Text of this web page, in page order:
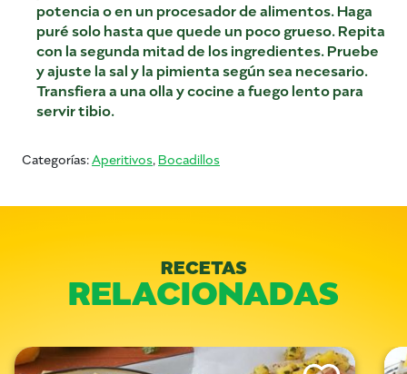
potencia o en un procesador de alimentos. Haga
puré solo hasta que quede un poco grueso. Repita
con la segunda mitad de los ingredientes. Pruebe
y ajuste la sal y la pimienta según sea necesario.
Transfiera a una olla y cocine a fuego lento para
servir tibio.
Categorías:Aperitivos, Bocadillos
RECETAS
RELACIONADAS
Like This Recipe